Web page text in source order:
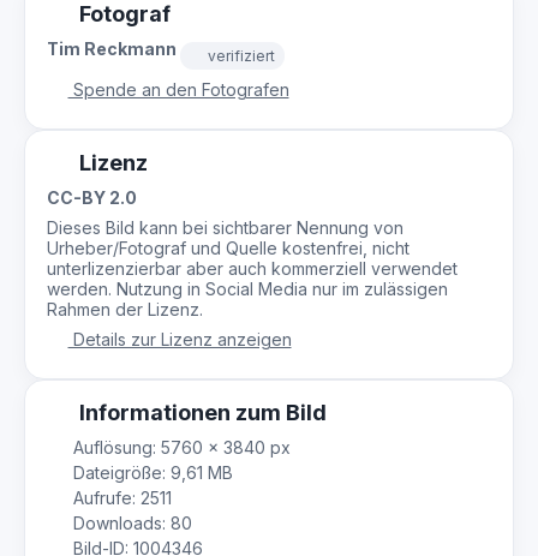
Fotograf
Tim Reckmann verifiziert
Spende an den Fotografen
Lizenz
CC-BY 2.0
Dieses Bild kann bei sichtbarer Nennung von
Urheber/Fotograf und Quelle kostenfrei, nicht
unterlizenzierbar aber auch kommerziell verwendet
werden. Nutzung in Social Media nur im zulässigen
Rahmen der Lizenz.
Details zur Lizenz anzeigen
Informationen zum Bild
Auflösung: 5760 × 3840 px
Dateigröße: 9,61 MB
Aufrufe: 2511
Downloads: 80
Bild-ID: 1004346